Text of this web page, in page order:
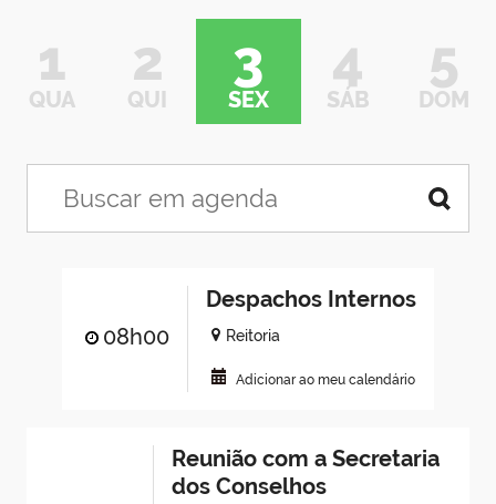
1
QUA
2
QUI
3
SEX
4
SÁB
5
DOM
08h00
Despachos Internos
Reitoria
Adicionar ao meu calendário
Reunião com a Secretaria
dos Conselhos